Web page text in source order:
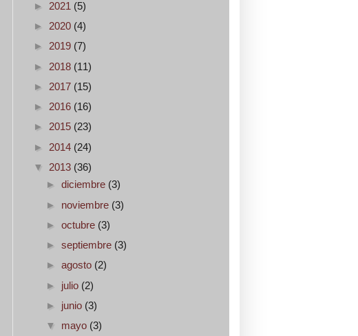
► 2021 (5)
► 2020 (4)
► 2019 (7)
► 2018 (11)
► 2017 (15)
► 2016 (16)
► 2015 (23)
► 2014 (24)
▼ 2013 (36)
► diciembre (3)
► noviembre (3)
► octubre (3)
► septiembre (3)
► agosto (2)
► julio (2)
► junio (3)
▼ mayo (3)